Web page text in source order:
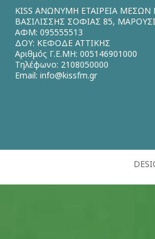
KISS ΑΝΩΝΥΜΗ ΕΤΑΙΡΕΙΑ
ΒΑΣΙΛΙΣΣΗΣ ΣΟΦΙΑΣ 85,
ΑΦΜ: 095555513
ΔΟΥ: ΚΕΦΟΔΕ ΑΤΤΙΚΗΣ
Αριθμός Γ.Ε.ΜΗ: 005146901000
Τηλέφωνο: 2108050000
Email: info@kissfm.gr